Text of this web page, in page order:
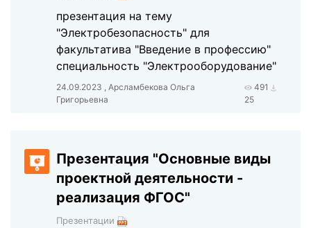
презентация на тему
"Электробезопасность" для
факультатива "Введение в профессию"
специальность "Электрооборудование"
24.09.2023 , Арсламбекова Ольга
Григорьевна
491
25
Презентация "Основные виды
проектной деятельности -
реализация ФГОС"
Презентации